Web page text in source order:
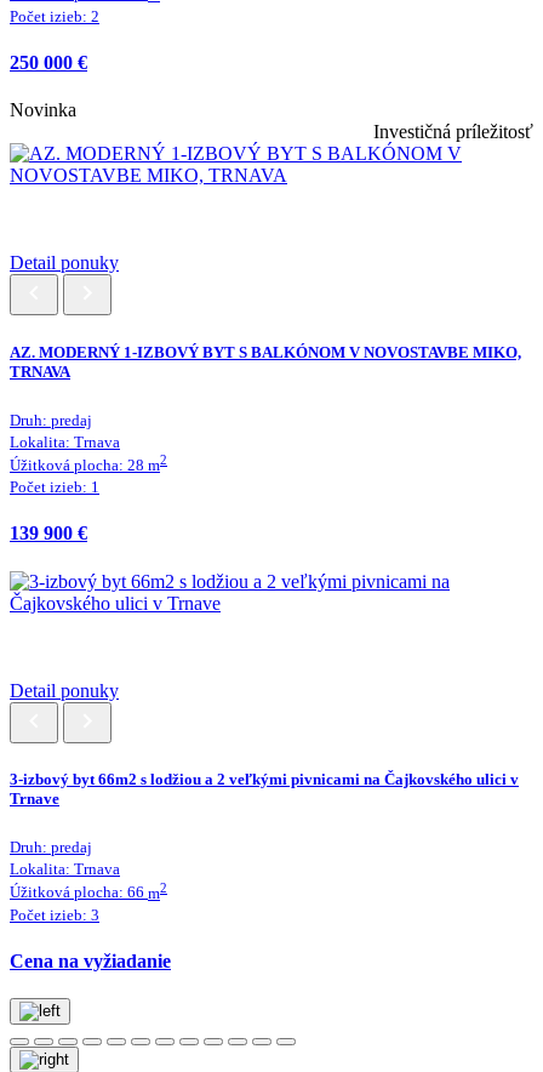
Počet izieb: 2
250 000 €
Novinka
Investičná príležitosť
Detail ponuky
AZ. MODERNÝ 1-IZBOVÝ BYT S BALKÓNOM V NOVOSTAVBE MIKO,
TRNAVA
Druh: predaj
Lokalita: Trnava
Úžitková plocha: 28 m2
Počet izieb: 1
139 900 €
Detail ponuky
3-izbový byt 66m2 s lodžiou a 2 veľkými pivnicami na Čajkovského ulici v
Trnave
Druh: predaj
Lokalita: Trnava
Úžitková plocha: 66 m2
Počet izieb: 3
Cena na vyžiadanie